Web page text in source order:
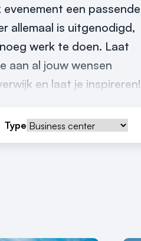
een passende
allemaal is uitgenodigd,
werk te doen. Laat
aan al jouw wensen
en laat je inspireren!
Type